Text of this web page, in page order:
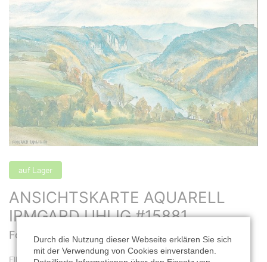
auf Lager
ANSICHTSKARTE AQUARELL
IRMGARD UHLIG #15881
Format: 14,8 x 10,5 cm |Best. Nr.: #15881
Elbtal von Wehlen bis Rathen
Durch die Nutzung dieser Webseite erklären Sie sich
mit der Verwendung von Cookies einverstanden.